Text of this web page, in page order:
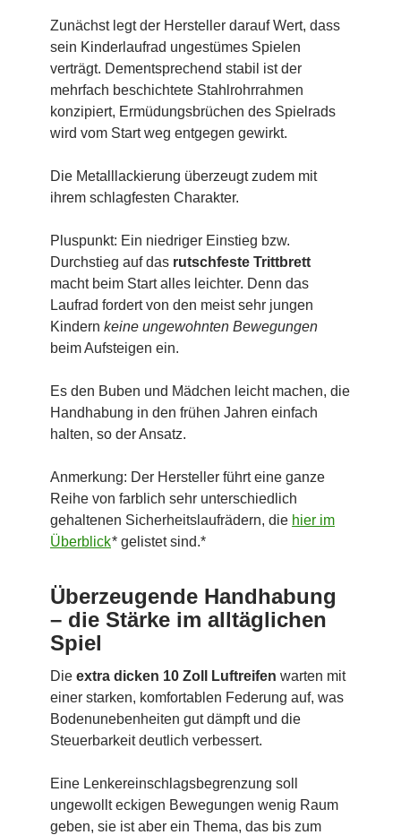
Zunächst legt der Hersteller darauf Wert, dass
sein Kinderlaufrad ungestümes Spielen
verträgt. Dementsprechend stabil ist der
mehrfach beschichtete Stahlrohrrahmen
konzipiert, Ermüdungsbrüchen des Spielrads
wird vom Start weg entgegen gewirkt.
Die Metalllackierung überzeugt zudem mit
ihrem schlagfesten Charakter.
Pluspunkt: Ein niedriger Einstieg bzw.
Durchstieg auf das rutschfeste Trittbrett
macht beim Start alles leichter. Denn das
Laufrad fordert von den meist sehr jungen
Kindern keine ungewohnten Bewegungen
beim Aufsteigen ein.
Es den Buben und Mädchen leicht machen, die
Handhabung in den frühen Jahren einfach
halten, so der Ansatz.
Anmerkung: Der Hersteller führt eine ganze
Reihe von farblich sehr unterschiedlich
gehaltenen Sicherheitslaufrädern, die hier im
Überblick* gelistet sind.*
Überzeugende Handhabung
– die Stärke im alltäglichen
Spiel
Die extra dicken 10 Zoll Luftreifen warten mit
einer starken, komfortablen Federung auf, was
Bodenunebenheiten gut dämpft und die
Steuerbarkeit deutlich verbessert.
Eine Lenkereinschlagsbegrenzung soll
ungewollt eckigen Bewegungen wenig Raum
geben, sie ist aber ein Thema, das bis zum